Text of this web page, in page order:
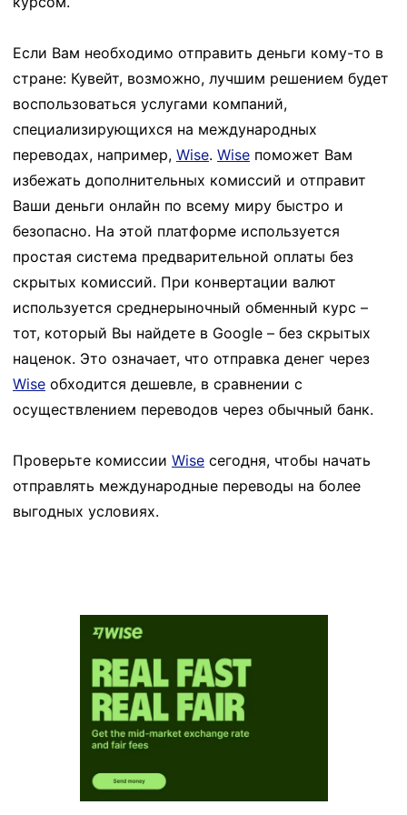
Если Вам необходимо отправить деньги кому-то в
стране: Кувейт, возможно, лучшим решением будет
воспользоваться услугами компаний,
специализирующихся на международных
переводах, например, Wise. Wise поможет Вам
избежать дополнительных комиссий и отправит
Ваши деньги онлайн по всему миру быстро и
безопасно. На этой платформе используется
простая система предварительной оплаты без
скрытых комиссий. При конвертации валют
используется среднерыночный обменный курс –
тот, который Вы найдете в Google – без скрытых
наценок. Это означает, что отправка денег через
Wise обходится дешевле, в сравнении с
осуществлением переводов через обычный банк.
Проверьте комиссии Wise сегодня, чтобы начать
отправлять международные переводы на более
выгодных условиях.